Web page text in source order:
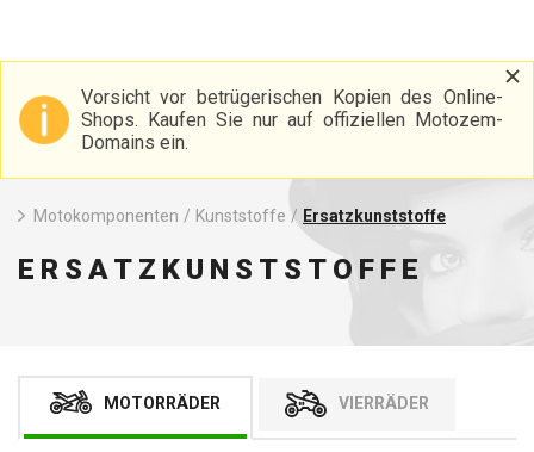
Vorsicht vor betrügerischen Kopien des Online-
Shops. Kaufen Sie nur auf offiziellen Motozem-
Domains ein.
Motokomponenten / Kunststoffe / Ersatzkunststoffe
ERSATZKUNSTSTOFFE
MOTORRÄDER VIERRÄDER